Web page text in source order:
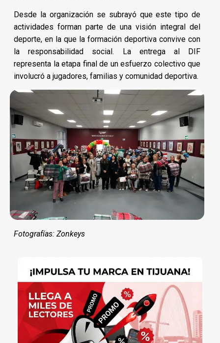
Desde la organización se subrayó que este tipo de
actividades forman parte de una visión integral del
deporte, en la que la formación deportiva convive con
la responsabilidad social. La entrega al DIF
representa la etapa final de un esfuerzo colectivo que
involucró a jugadores, familias y comunidad deportiva.
Fotografías: Zonkeys